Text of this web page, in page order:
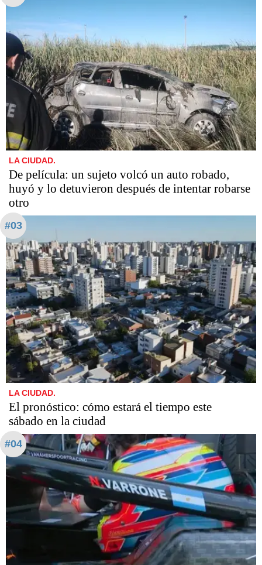
LA CIUDAD.
De película: un sujeto volcó un auto robado,
huyó y lo detuvieron después de intentar robarse
otro
#03
LA CIUDAD.
El pronóstico: cómo estará el tiempo este
sábado en la ciudad
#04